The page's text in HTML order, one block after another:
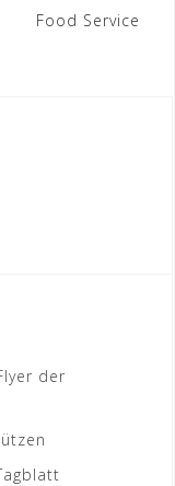
Food Service
der